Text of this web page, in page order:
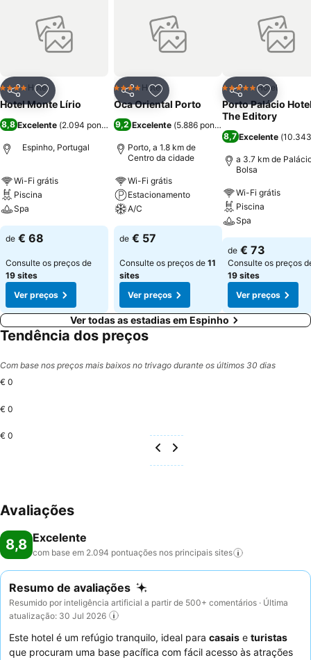
PartilharAdicionar aos favoritos
4 EstrelasHotel
Hotel Monte Lírio
8,8Excelente (2.094 pontuações)
Espinho, Portugal
Wi-Fi grátis
Piscina
Spa
de € 68
Consulte os preços de
19 sites
Ver preços
PartilharAdicionar aos favoritos
4 EstrelasHotel
Oca Oriental Porto
9,2 Excelente (5.886 pontuações
Porto, a 1.8 km de
Centro da cidade
Wi-Fi grátis
Estacionamento
A/C
de € 57
Consulte os preços de 11
sites
Ver preços
Partilhar
5 EstrelasHotel
Porto Palácio
The Editory
8,7Excelente (
a 3.7 km de
Bolsa
Wi-Fi grátis
Piscina
Spa
de € 73
Consulte os preços
19 sites
Ver preços
Ver todas as estadias em Espinho
Tendência dos preços
Com base nos preços mais baixos no trivago durante os últimos 30 dias
€ 0
€ 0
€ 0
Avaliações
8,8 Excelente
com base em 2.094 pontuações nos principais sites
Resumo de avaliações
Resumido por inteligência artificial a partir de 500+ comentários · Última
atualização: 30 Jul 2026
Este hotel é um refúgio tranquilo, ideal para casais e turistas
que procuram uma base pacífica com fácil acesso às atrações